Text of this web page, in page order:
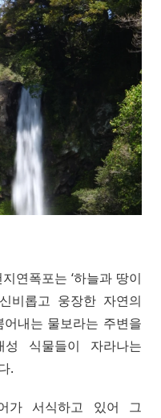
연폭포는 ‘하늘과 땅이
비롭고 웅장한 자연의
내는 물보라는 주변을
식물들이 자라나는
.
가 서식하고 있어 그